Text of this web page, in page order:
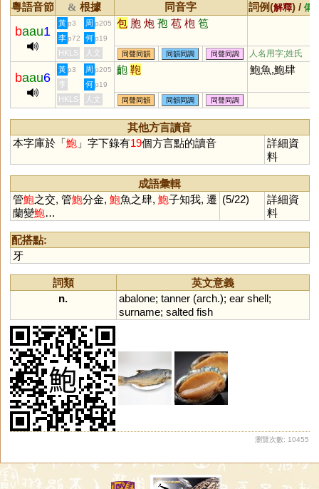
粵語音節 & 根據 同音字 詞例(解釋) / 備
baau1
黃 p3 周 p205 包 胞 炮 孢 苞 枹 笣
李 p72 何 p19
HKLS 人文 同聲同韻 同韻同調 同聲同調 人名用字;姓氏
baau6
黃 p3 周 p205 齙 鞄 鮑魚,鮑肆
李 何 p19
HKLS 人文 同聲同韻 同韻同調 同聲同調
其他方言讀音
本字庫於「鮑」字下錄有19個方言點的讀音
詳細資
料
成語彙輯
管鮑之交, 管鮑分金, 鮑魚之肆, 鮑子知我, 遷
蘭變鮑…
(5/22)
詳細資
料
配搭點:
牙
詞類
英文意義
n.
abalone; tanner(arch.); ear shell;
surname; salted fish
瀏覽次數: 10455